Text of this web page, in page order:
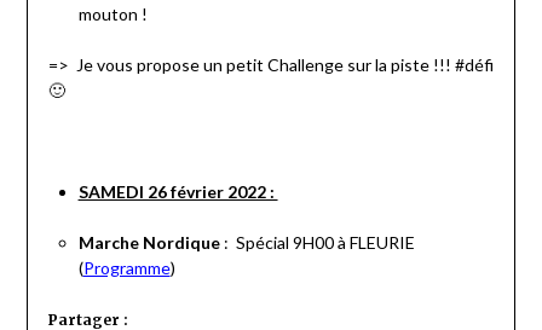
mouton !
=> Je vous propose un petit Challenge sur la piste !!! #défi
🙂
SAMEDI 26 février 2022 :
Marche Nordique : Spécial 9H00 à FLEURIE
(Programme)
Partager :